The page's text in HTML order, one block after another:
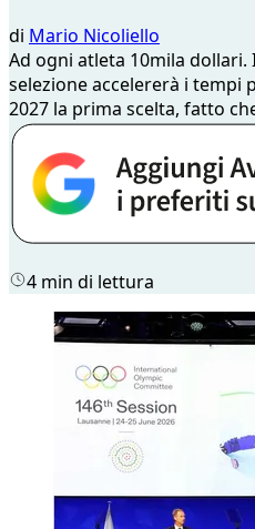
di Mario Nicoliello
Ad ogni atleta 10mila dollari.
selezione accelererà i tempi
2027 la prima scelta, fatto
4 min di lettura